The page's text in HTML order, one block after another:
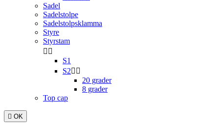
Sadel
Sadelstolpe
Sadelstolpsklamma
Styre
Styrstam
 
S1
S2 
20 grader
8 grader
Top cap
 OK